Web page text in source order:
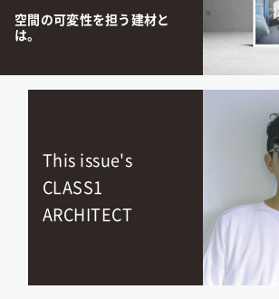
空間の可変性を担う建材と
は。
This issue's
CLASS1
ARCHITECT